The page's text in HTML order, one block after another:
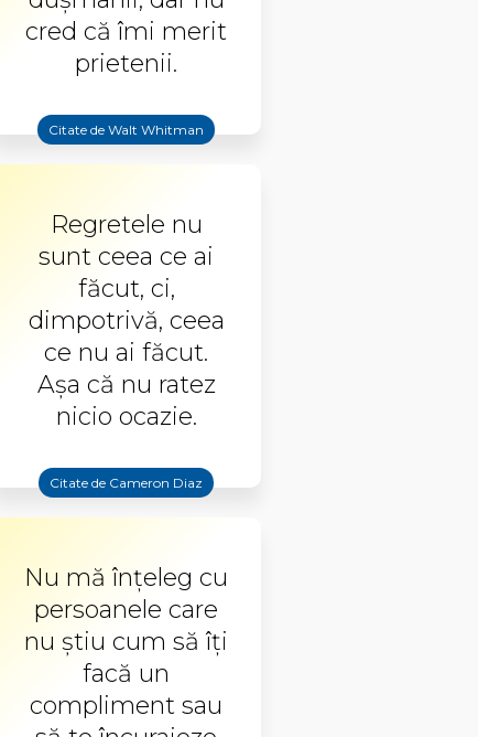
cred că îmi merit
prietenii.
Citate de Walt Whitman
Regretele nu
sunt ceea ce ai
făcut, ci,
dimpotrivă, ceea
ce nu ai făcut.
Aşa că nu ratez
nicio ocazie.
Citate de Cameron Diaz
Nu mă înţeleg cu
persoanele care
nu ştiu cum să îţi
facă un
compliment sau